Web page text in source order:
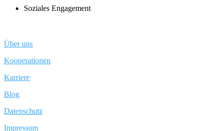
Soziales Engagement
Über uns
Kooperationen
Karriere
Blog
Datenschutz
Impressum